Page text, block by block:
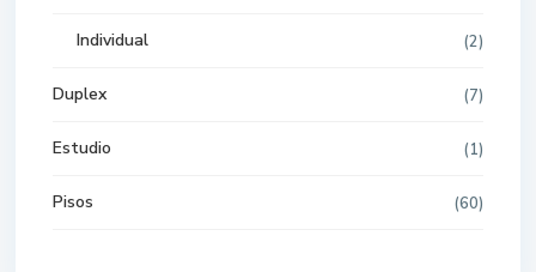
Individual (2)
Duplex (7)
Estudio (1)
Pisos (60)